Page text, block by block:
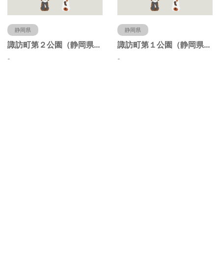
静岡県
諏訪町第２公園（静岡県静岡市）
-
静岡県
諏訪町第１公園（静岡県静岡市）
-